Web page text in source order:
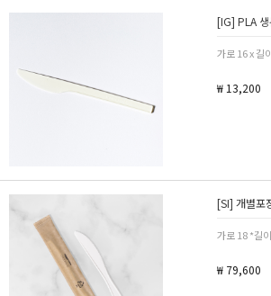
가로 16 x 길
₩ 13,200
가로 18 *길
₩ 79,600